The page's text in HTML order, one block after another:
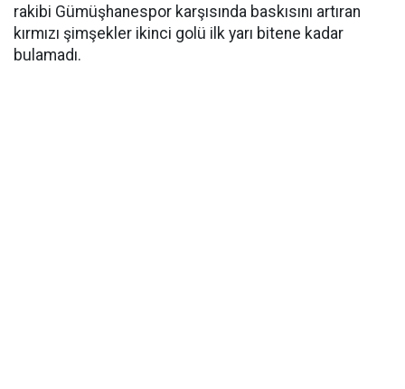
rakibi Gümüşhanespor karşısında baskısını artıran
kırmızı şimşekler ikinci golü ilk yarı bitene kadar
bulamadı.